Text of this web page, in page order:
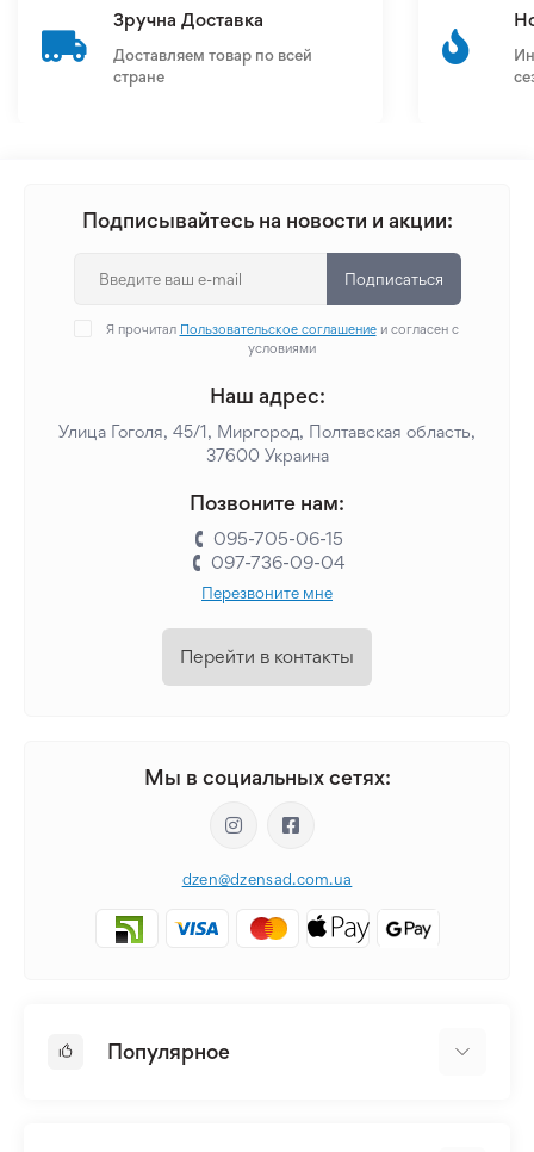
Зручна Доставка
Доставляем товар по всей
стране
Подписывайтесь на новости и акции:
Подписаться
Я прочитал Пользовательское соглашениеи согласен с
условиями
Наш адрес:
Улица Гоголя, 45/1, Миргород, Полтавская область,
37600 Украина
Позвоните нам:
095-705-06-15
097-736-09-04
Перезвоните мне
Перейти в контакты
Мы в социальных сетях:
dzen@dzensad.com.ua
Популярное